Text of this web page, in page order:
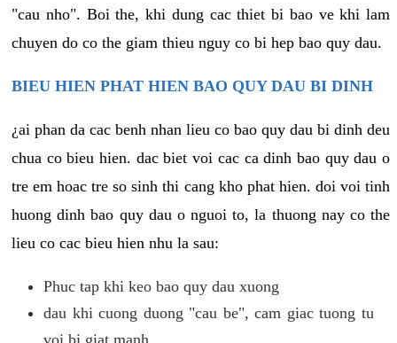
"cau nho". Boi the, khi dung cac thiet bi bao ve khi lam
chuyen do co the giam thieu nguy co bi hep bao quy dau.
BIEU HIEN PHAT HIEN BAO QUY DAU BI DINH
¿ai phan da cac benh nhan lieu co bao quy dau bi dinh deu
chua co bieu hien. dac biet voi cac ca dinh bao quy dau o
tre em hoac tre so sinh thi cang kho phat hien. doi voi tinh
huong dinh bao quy dau o nguoi to, la thuong nay co the
lieu co cac bieu hien nhu la sau:
Phuc tap khi keo bao quy dau xuong
dau khi cuong duong "cau be", cam giac tuong tu